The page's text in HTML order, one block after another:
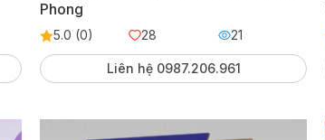
Phong
5.0 (0) 28 21
Liên hệ 0987.206.961